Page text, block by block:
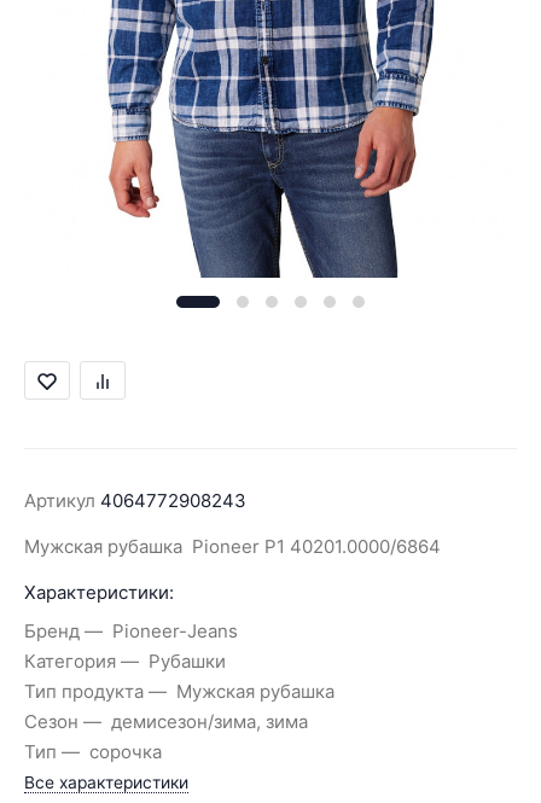
Артикул 4064772908243
Мужская рубашка Pioneer P1 40201.0000/6864
Характеристики:
Бренд
Pioneer-Jeans
Категория
Рубашки
Тип продукта
Мужская рубашка
Сезон
демисезон/зима, зима
Тип
сорочка
Все характеристики